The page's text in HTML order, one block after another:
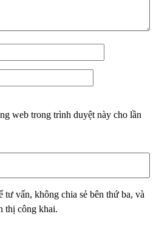
web trong trình duyệt này cho lần
vấn, không chia sẻ bên thứ ba, và
thị công khai.